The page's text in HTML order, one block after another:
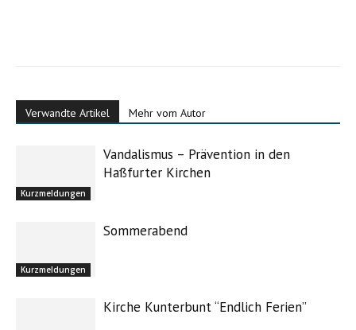
Verwandte Artikel Mehr vom Autor
Kurzmeldungen
Vandalismus – Prävention in den
Haßfurter Kirchen
Kurzmeldungen
Sommerabend
Kirche Kunterbunt “Endlich Ferien”